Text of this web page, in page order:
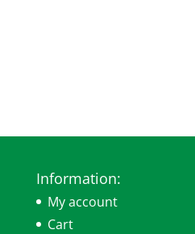
Information:
My account
Cart